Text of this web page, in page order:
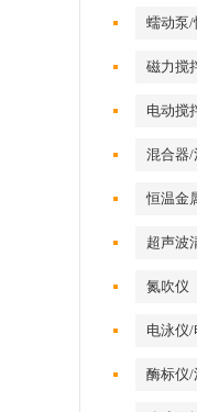
蠕动泵/
磁力搅
电动搅
混合器/
恒温金
超声波
氮吹仪
电泳仪
酶标仪/